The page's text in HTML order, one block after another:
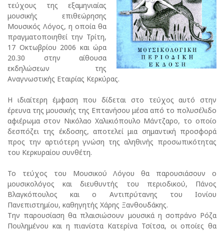
τεύχους της εξαμηνιαίας
μουσικής επιθεώρησης
Μουσικός Λόγος, η οποία θα
πραγματοποιηθεί την Τρίτη,
17 Οκτωβρίου 2006 και ώρα
20.30 στην αίθουσα
εκδηλώσεων της
Αναγνωστικής Εταιρίας Κερκύρας.
Η ιδιαίτερη έμφαση που δίδεται στο τεύχος αυτό στην
έρευνα της μουσικής της Επτανήσου μέσα από το πολυσέλιδο
αφιέρωμα στον Νικόλαο Χαλικιόπουλο Μάντζαρο, το οποίο
δεσπόζει της έκδοσης, αποτελεί μια σημαντική προσφορά
προς την αρτιότερη γνώση της αληθινής προσωπικότητας
του Κερκυραίου συνθέτη.
Το τεύχος του Μουσικού Λόγου θα παρουσιάσουν ο
μουσικολόγος και διευθυντής του περιοδικού, Πάνος
Βλαγκόπουλος και ο Αντιπρύτανης του Ιονίου
Πανεπιστημίου, καθηγητής Χάρης Ξανθουδάκης.
Την παρουσίαση θα πλαισιώσουν μουσικά η σοπράνο Ρόζα
Πουλημένου και η πιανίστα Κατερίνα Τσίτσα, οι οποίες θα